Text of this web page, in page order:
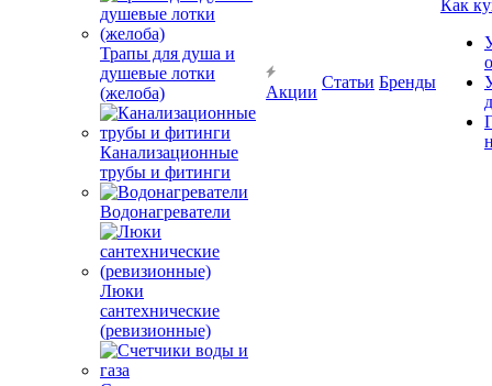
Трапы для душа и
душевые лотки
(желоба)
Канализационные
трубы и фитинги
Водонагреватели
Люки
сантехнические
(ревизионные)
Акции
Статьи Бренды
Как